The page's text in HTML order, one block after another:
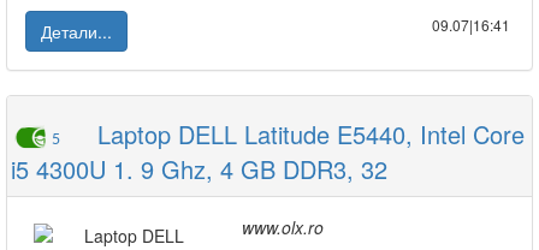
Детали...
09.07|16:41
5
Laptop DELL Latitude E5440, Intel Core
i5 4300U 1. 9 Ghz, 4 GB DDR3, 32
www.olx.ro